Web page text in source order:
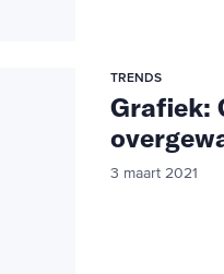
TRENDS
Grafiek:
3 maart 2021